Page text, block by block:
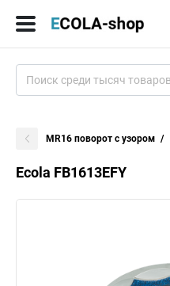
MR16 поворот с узором
Ecola FB1613EFY